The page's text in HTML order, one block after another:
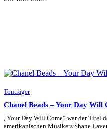
Tonträger
Chanel Beads – Your Day Will
„Your Day Will Come“ war der Titel
amerikanischen Musikers Shane